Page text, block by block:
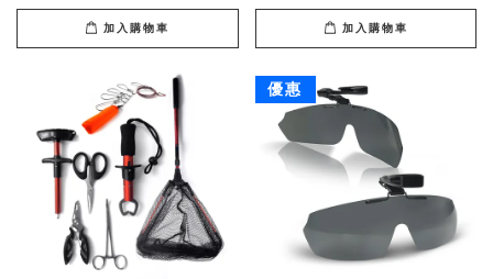
加入購物車 加入購物車
優惠